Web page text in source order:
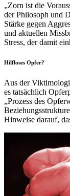
„Zorn ist die
der Philosoph und
Stärke gegen
und aktuellen
Stress, der damit
Hilfloses Opfer?
Aus der
es tatsächlich
„Prozess des
Hinweise darauf,